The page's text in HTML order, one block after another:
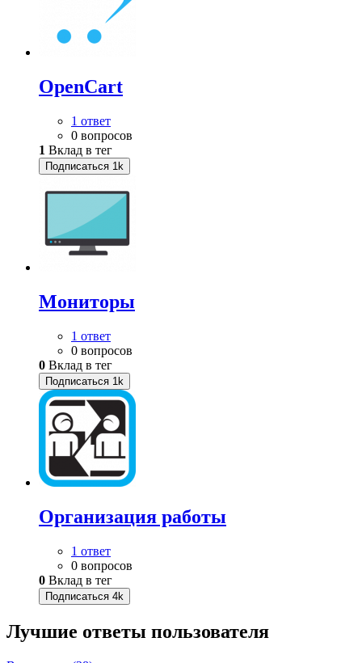
OpenCart
1 ответ
0 вопросов
1 Вклад в тег
Подписаться 1k
Мониторы
1 ответ
0 вопросов
0 Вклад в тег
Подписаться 1k
Организация работы
1 ответ
0 вопросов
0 Вклад в тег
Подписаться 4k
Лучшие ответы пользователя